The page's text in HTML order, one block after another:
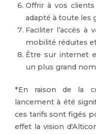
Offrir à vos
adapté à toute les
Faciliter l’accès
mobilité réduites
Être sur internet
un plus grand
*En raison de la
lancement à été
ces tarifs sont figés
effet la vision